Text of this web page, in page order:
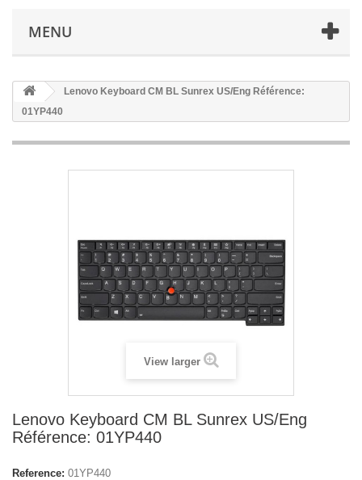
MENU
Lenovo Keyboard CM BL Sunrex US/Eng Référence:
01YP440
View larger
Lenovo Keyboard CM BL Sunrex US/Eng
Référence: 01YP440
Reference: 01YP440